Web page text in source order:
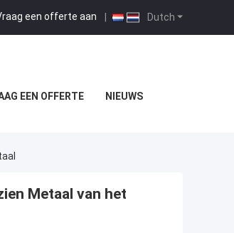
Dutch
een offerte aan |
EEN OFFERTE NIEUWS
Metaal van het